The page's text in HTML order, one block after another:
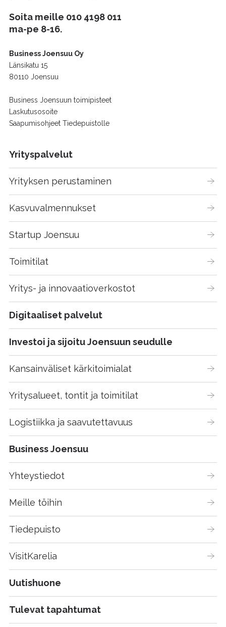
Soita meille 010 4198 011
ma-pe 8-16.
Business Joensuu Oy
Länsikatu 15
80110 Joensuu
Business Joensuun toimipisteet
Laskutusosoite
Saapumisohjeet Tiedepuistolle
Yrityspalvelut
Yrityksen perustaminen
Kasvuvalmennukset
Startup Joensuu
Toimitilat
Yritys- ja innovaatioverkostot
Digitaaliset palvelut
Investoi ja sijoitu Joensuun seudulle
Kansainväliset kärkitoimialat
Yritysalueet, tontit ja toimitilat
Logistiikka ja saavutettavuus
Business Joensuu
Yhteystiedot
Meille töihin
Tiedepuisto
VisitKarelia
Uutishuone
Tulevat tapahtumat